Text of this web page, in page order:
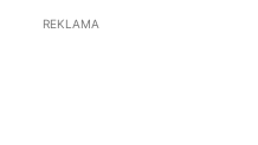
REKLAMA